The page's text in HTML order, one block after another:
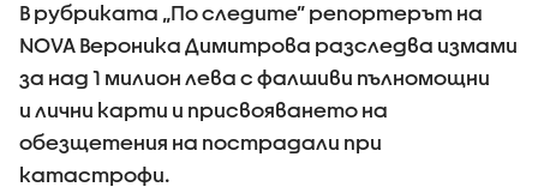
В рубриката „По следите” репортерът на
NOVA Вероника Димитрова разследва измами
за над 1 милион лева с фалшиви пълномощни
и лични карти и присвояването на
обезщетения на пострадали при
катастрофи.